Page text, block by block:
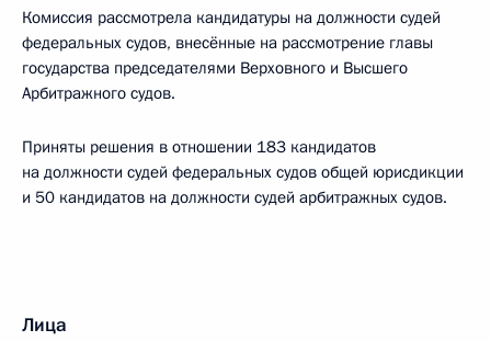
Комиссия рассмотрела кандидатуры на должности судей
федеральных судов, внесённые на рассмотрение главы
государства председателями Верховного и Высшего
Арбитражного судов.
Приняты решения в отношении 183 кандидатов
на должности судей федеральных судов общей юрисдикции
и 50 кандидатов на должности судей арбитражных судов.
Лица